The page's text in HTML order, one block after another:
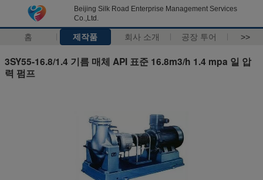
Beijing Silk Road Enterprise Management Services
Co.,Ltd.
홈 제작품 회사 소개 공장 투어 >>
3SY55-16.8/1.4 기름 매체 API 표준 16.8m3/h 1.4 mpa 일 압
력 펌프